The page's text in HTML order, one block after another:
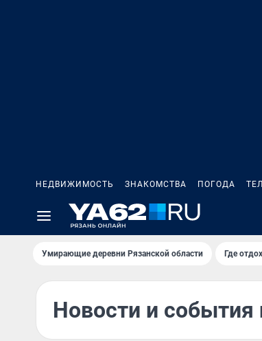
НЕДВИЖИМОСТЬ ЗНАКОМСТВА ПОГОДА
Умирающие деревни Рязанской области Где
Новости и события